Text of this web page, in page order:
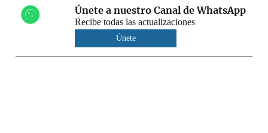
Únete a nuestro Canal de WhatsApp
Recibe todas las actualizaciones
Únete